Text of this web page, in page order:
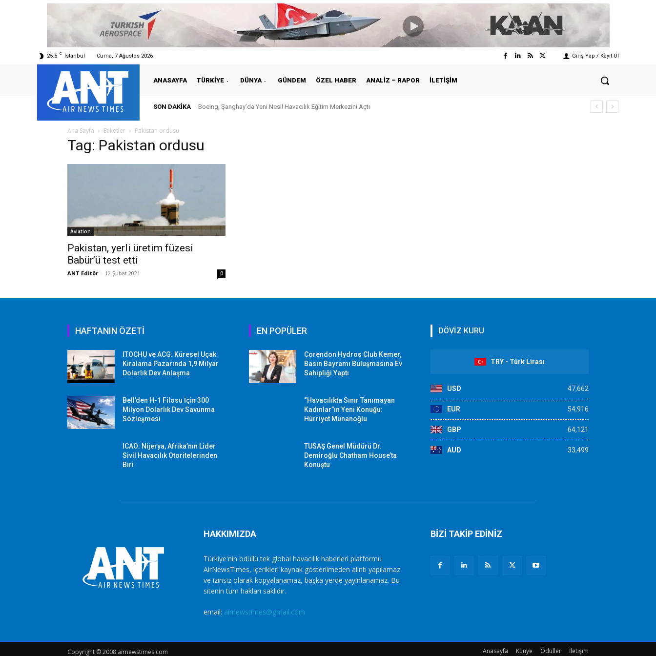
25.5 C İstanbul Cuma, 7 Ağustos 2026 Giriş Yap / Kayıt Ol
ANASAYFA TÜRKIYE DÜNYA GÜNDEM ÖZEL HABER ANALIZ – RAPOR İLETIŞIM
SON DAKIKA Boeing, Şanghay’da Yeni Nesil Havacılık Eğitim Merkezini Açtı
Ana Sayfa Etiketler Pakistan ordusu
Tag: Pakistan ordusu
Aviation
Pakistan, yerli üretim füzesi
Babür’ü test etti
ANT Editör - 12 Şubat 2021 0
HAFTANIN ÖZETİ
ITOCHU ve ACG: Küresel Uçak
Kiralama Pazarında 1,9 Milyar
Dolarlık Dev Anlaşma
Bell’den H-1 Filosu İçin 300
Milyon Dolarlık Dev Savunma
Sözleşmesi
ICAO: Nijerya, Afrika’nın Lider
Sivil Havacılık Otoritelerinden
Biri
EN POPÜLER
Corendon Hydros Club Kemer,
Basın Bayramı Buluşmasına Ev
Sahipliği Yaptı
“Havacılıkta Sınır Tanımayan
Kadınlar”ın Yeni Konuğu:
Hürriyet Munanoğlu
TUSAŞ Genel Müdürü Dr.
Demiroğlu Chatham House’ta
Konuştu
DÖVİZ KURU
TRY - Türk Lirası
USD 47,662
EUR 54,916
GBP 64,121
AUD 33,499
HAKKIMIZDA
Türkiye'nin ödüllü tek global havacılık haberleri platformu
AirNewsTimes, içerikleri kaynak gösterilmeden alıntı yapılamaz
ve izinsiz olarak kopyalanamaz, başka yerde yayınlanamaz. Bu
sitenin tüm hakları saklıdır.
email: airnewstimes@gmail.com
BİZİ TAKİP EDİNİZ
Copyright © 2008 airnewstimes.com Anasayfa Künye Ödüller İletişim